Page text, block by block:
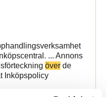
... Annons
över de
Inköpspolicy